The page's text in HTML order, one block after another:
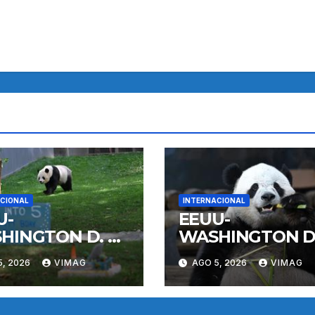
D. C.-
GIGANTE
2026 VIMAG
INTERNACIONAL
EEUU-
WASHINGTON D.
PANDA GIGANTE
BAO LI-
CUMPLEAÑOS
AGO 5, 2026 VIMAG